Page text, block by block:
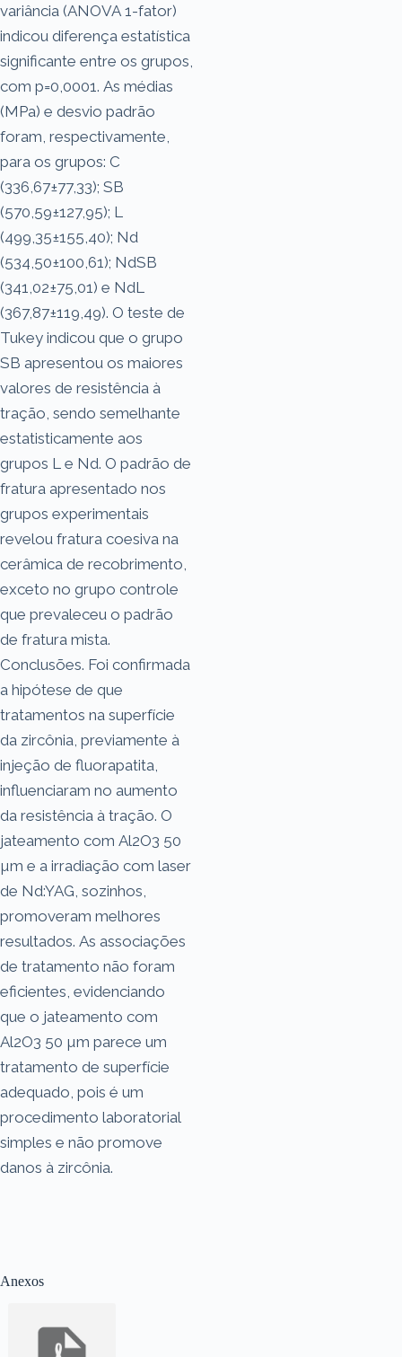
Anexos
variância (ANOVA 1-fator)
indicou diferença estatística
significante entre os grupos,
com p=0,0001. As médias
(MPa) e desvio padrão
foram, respectivamente,
para os grupos: C
(336,67±77,33); SB
(570,59±127,95); L
(499,35±155,40); Nd
(534,50±100,61); NdSB
(341,02±75,01) e NdL
(367,87±119,49). O teste de
Tukey indicou que o grupo
SB apresentou os maiores
valores de resistência à
tração, sendo semelhante
estatisticamente aos
grupos L e Nd. O padrão de
fratura apresentado nos
grupos experimentais
revelou fratura coesiva na
cerâmica de recobrimento,
exceto no grupo controle
que prevaleceu o padrão
de fratura mista.
Conclusões. Foi confirmada
a hipótese de que
tratamentos na superfície
da zircônia, previamente à
injeção de fluorapatita,
influenciaram no aumento
da resistência à tração. O
jateamento com Al2O3 50
µm e a irradiação com laser
de Nd:YAG, sozinhos,
promoveram melhores
resultados. As associações
de tratamento não foram
eficientes, evidenciando
que o jateamento com
Al2O3 50 µm parece um
tratamento de superfície
adequado, pois é um
procedimento laboratorial
simples e não promove
danos à zircônia.